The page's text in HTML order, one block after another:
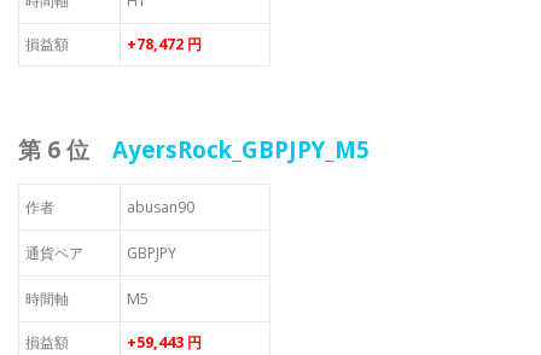
損益額 +78,472 円
第 6 位 AyersRock_GBPJPY_M5
作者 abusan90
通貨ペア GBPJPY
時間軸 M5
損益額 +59,443 円